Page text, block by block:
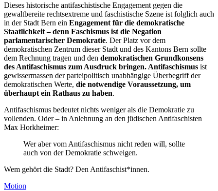
Dieses historische antifaschistische Engagement gegen die
gewaltbereite rechtsextreme und faschistische Szene ist folglich auch
in der Stadt Bern ein Engagement für die demokratische
Staatlichkeit – denn Faschismus ist die Negation
parlamentarischer Demokratie. Der Platz vor dem
demokratischen Zentrum dieser Stadt und des Kantons Bern sollte
dem Rechnung tragen und den demokratischen Grundkonsens
des Antifaschismus zum Ausdruck bringen. Antifaschismus ist
gewissermassen der parteipolitisch unabhängige Überbegriff der
demokratischen Werte, die notwendige Voraussetzung, um
überhaupt ein Rathaus zu haben.
Antifaschismus bedeutet nichts weniger als die Demokratie zu
vollenden. Oder – in Anlehnung an den jüdischen Antifaschisten
Max Horkheimer:
Wer aber vom Antifaschismus nicht reden will, sollte
auch von der Demokratie schweigen.
Wem gehört die Stadt? Den Antifaschist*innen.
Motion